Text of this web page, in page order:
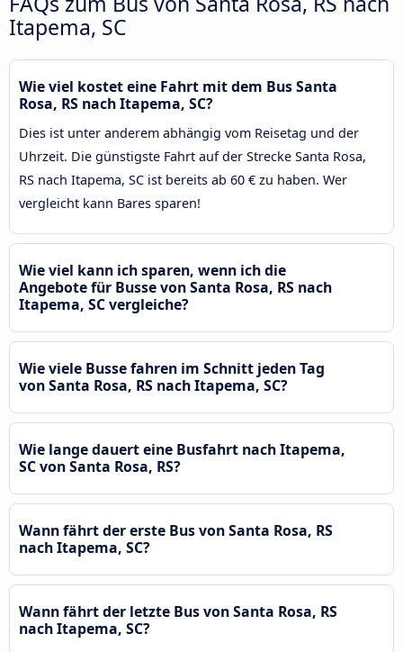
Itapema, SC
Wie viel kostet eine Fahrt mit dem Bus Santa
Rosa, RS nach Itapema, SC?
Dies ist unter anderem abhängig vom Reisetag und der
Uhrzeit. Die günstigste Fahrt auf der Strecke Santa Rosa,
RS nach Itapema, SC ist bereits ab 60 € zu haben. Wer
vergleicht kann Bares sparen!
Wie viel kann ich sparen, wenn ich die
Angebote für Busse von Santa Rosa, RS nach
Itapema, SC vergleiche?
Wie viele Busse fahren im Schnitt jeden Tag
von Santa Rosa, RS nach Itapema, SC?
Wie lange dauert eine Busfahrt nach Itapema,
SC von Santa Rosa, RS?
Wann fährt der erste Bus von Santa Rosa, RS
nach Itapema, SC?
Wann fährt der letzte Bus von Santa Rosa, RS
nach Itapema, SC?